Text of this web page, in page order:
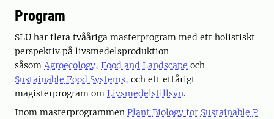
Program
SLU har flera tvååriga masterprogram med ett holistiskt
perspektiv på livsmedelsproduktion
såsom Agroecology, Food and Landscape och
Sustainable Food Systems, och ett ettårigt
magisterprogram om Livsmedelstillsyn.
Inom masterprogrammen Plant Biology for Sustainable P